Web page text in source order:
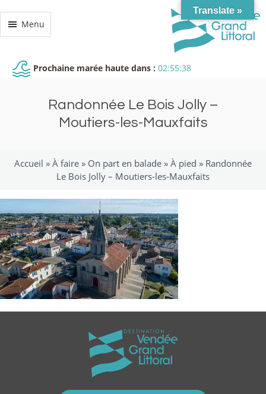
Menu
Prochaine marée haute dans : 02:55:38
Randonnée Le Bois Jolly –
Moutiers-les-Mauxfaits
Accueil » À faire » On part en balade » À pied » Randonnée
Le Bois Jolly – Moutiers-les-Mauxfaits
Translate »